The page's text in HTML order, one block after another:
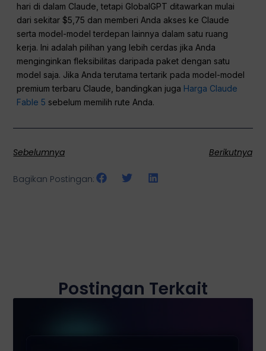
hari di dalam Claude, tetapi GlobalGPT ditawarkan mulai
dari sekitar $5,75 dan memberi Anda akses ke Claude
serta model-model terdepan lainnya dalam satu ruang
kerja. Ini adalah pilihan yang lebih cerdas jika Anda
menginginkan fleksibilitas daripada paket dengan satu
model saja. Jika Anda terutama tertarik pada model-model
premium terbaru Claude, bandingkan juga Harga Claude
Fable 5 sebelum memilih rute Anda.
Sebelumnya Berikutnya
Bagikan Postingan:
Postingan Terkait